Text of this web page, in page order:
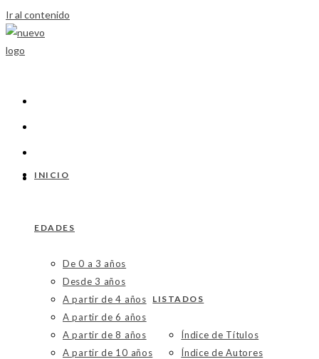
Ir al contenido
INICIO
EDADES
De 0 a 3 años
Desde 3 años
A partir de 4 años
A partir de 6 años
A partir de 8 años
A partir de 10 años
LISTADOS
Índice de Títulos
Índice de Autores